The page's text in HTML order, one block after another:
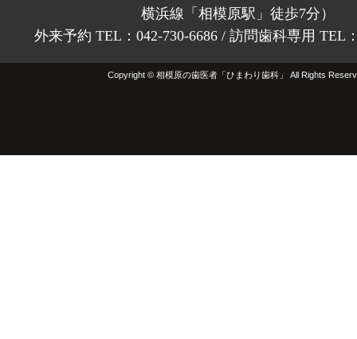
横浜線「相模原駅」徒歩7分）
外来予約 TEL：042-730-6686 / 訪問歯科専用 TEL
Copyright © 相模原の歯医者「ひまわり歯科」 All Rights